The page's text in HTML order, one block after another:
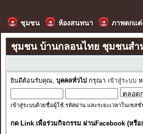
ชุมชน ห้องสนทนา ภาพตกแต่
ชุมชน บ้านกลอนไทย ชุมชนสำ
ยินดีต้อนรับคุณ, บุคคลทั่วไป กรุณา เข้าสู่ระบบ
เข้าสู่ระบบด้วยชื่อผู้ใช้ รหัสผ่าน และระยะเวลาในเซสชั่
กด Link เพื่อร่วมกิจกรรม ผ่านFacebook (หรื